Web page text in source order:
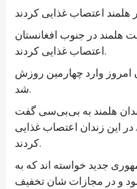
هلمند اعتصاب غذایی کردند
هلمند در جنوب افغانستان
اعتصاب غذایی کردند.
امروز وارد چهارمین روزش
شد.
هلمند به بی‌بی‌سی گفت
در این زندان اعتصاب غذایی
کردند.
جدید خواسته اند که به
و در مجازات شان تخفیف